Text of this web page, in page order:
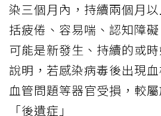
染三個月內，持續兩個月
括疲倦、容易喘、認知障
可能是新發生、持續的或
說明，若感染病毒後出現
血管問題等器官受損，較
「後遺症」